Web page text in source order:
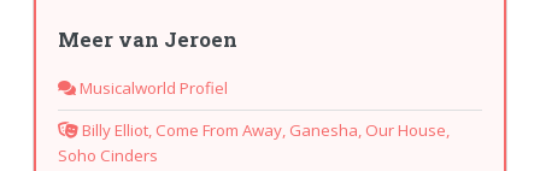
hij meer dan 100 voorstellingen per jaar. Jeroen is de
Musicalworld-specialist op het gebied van
tevens de correspondent voor Vlaanderen. Ook in
Duitsland en Engeland (Londen) is hij regelmatig te
Meer van Jeroen
Musicalworld Profiel
Billy Elliot, Come From Away, Ganesha, Our House,
Soho Cinders